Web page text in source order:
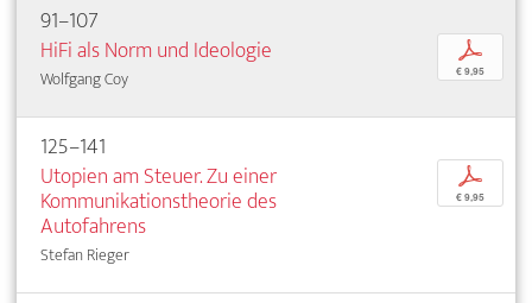
91–107
HiFi als Norm und Ideologie
Wolfgang Coy
p
€ 9,95
125–141
Utopien am Steuer. Zu einer
Kommunikationstheorie des
Autofahrens
Stefan Rieger
p
€ 9,95